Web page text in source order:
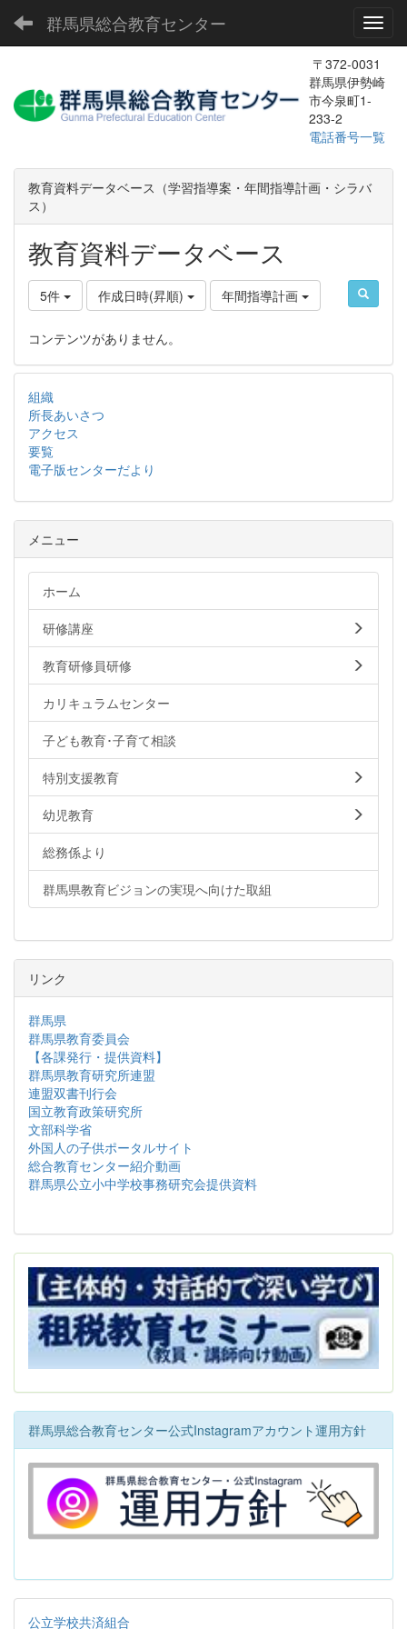
群馬県総合教育センター
〒372-0031
群馬県伊勢崎
市今泉町1-
233-2
電話番号一覧
教育資料データベース（学習指導案・年間指導計画・シラバ
ス）
教育資料データベース
5件 作成日時(昇順) 年間指導計画
コンテンツがありません。
組織
所長あいさつ
アクセス
要覧
電子版センターだより
メニュー
ホーム
研修講座
教育研修員研修
カリキュラムセンター
子ども教育･子育て相談
特別支援教育
幼児教育
総務係より
群馬県教育ビジョンの実現へ向けた取組
リンク
群馬県
群馬県教育委員会
【各課発行・提供資料】
群馬県教育研究所連盟
連盟双書刊行会
国立教育政策研究所
文部科学省
外国人の子供ポータルサイト
総合教育センター紹介動画
群馬県公立小中学校事務研究会提供資料
群馬県総合教育センター公式Instagramアカウント運用方針
公立学校共済組合